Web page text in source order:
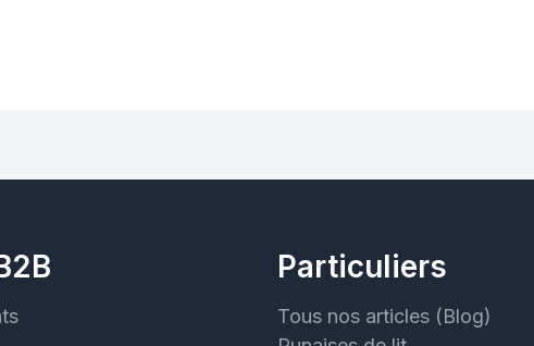
Particuliers
Tous nos articles (Blog)